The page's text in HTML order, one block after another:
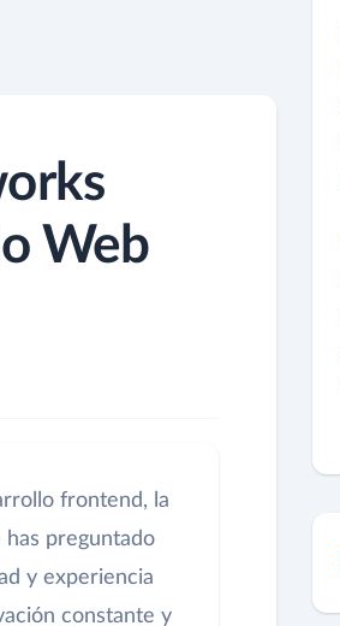
Web
frontend, la
has preguntado
y experiencia
constante y